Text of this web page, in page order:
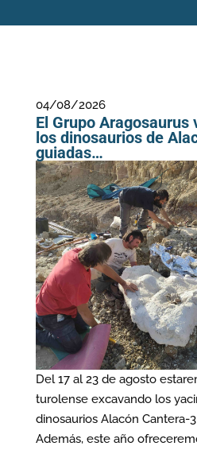
04/08/2026
El Grupo Aragosaurus
los dinosaurios de
guiadas…
Del 17 al 23 de agosto
turolense excavando los
dinosaurios Alacón Cantera-
Además, este año